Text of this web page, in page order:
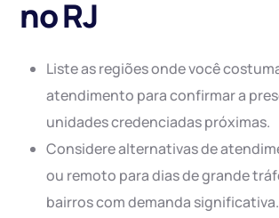
no RJ
Liste as regiões onde você
atendimento para confirmar a
unidades credenciadas próximas.
Considere alternativas de
ou remoto para dias de grande
bairros com demanda significativa.